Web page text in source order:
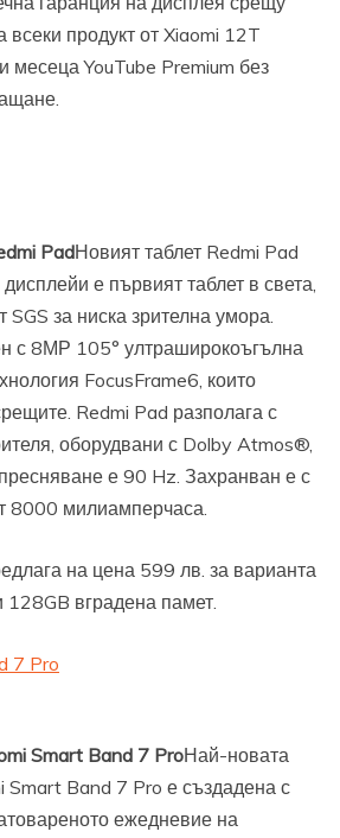
всеки продукт от Xiaomi 12T
месеца YouTube Premium без
PadНовият таблет Redmi Pad
е първият таблет в света,
SGS за ниска зрителна умора.
с 8МР 105° ултраширокоъгълна
FocusFrame6, които
Redmi Pad разполага с
оборудвани с Dolby Atmos®,
е 90 Hz. Захранван е с
8000 милиамперчаса.
на цена 599 лв. за варианта
128GB вградена памет.
Smart Band 7 ProНай-новата
Smart Band 7 Pro е създадена с
ежедневие на